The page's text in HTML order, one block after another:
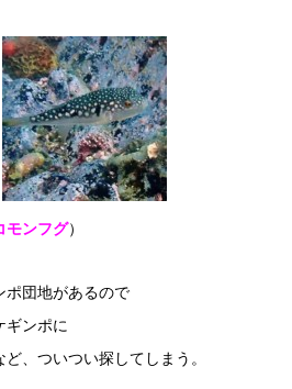
モンフグ）
ポ団地があるので
ギンポに
、ついつい探してしまう。